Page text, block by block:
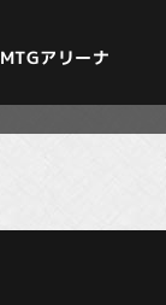
MTGアリーナ